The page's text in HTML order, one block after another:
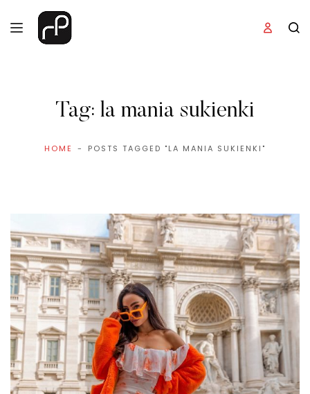
Tag: la mania sukienki
HOME POSTS TAGGED "LA MANIA SUKIENKI"